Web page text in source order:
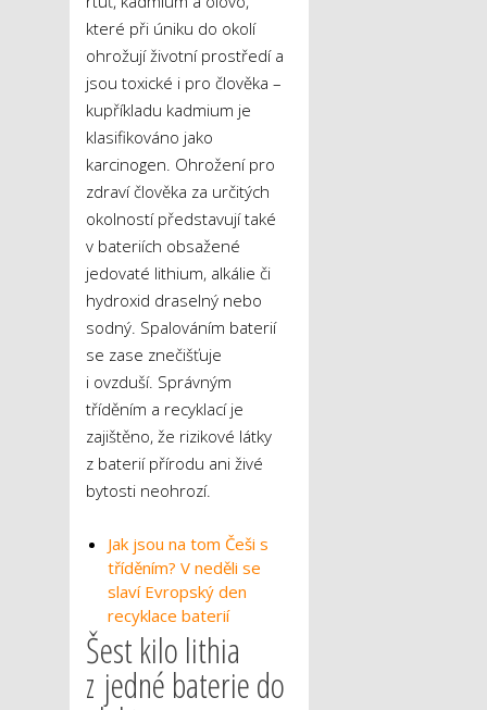
které při úniku do okolí
ohrožují životní prostředí a
jsou toxické i pro člověka –
kupříkladu kadmium je
klasifikováno jako
karcinogen. Ohrožení pro
zdraví člověka za určitých
okolností představují také
v bateriích obsažené
jedovaté lithium, alkálie či
hydroxid draselný nebo
sodný. Spalováním baterií
se zase znečišťuje
i ovzduší. Správným
tříděním a recyklací je
zajištěno, že rizikové látky
z baterií přírodu ani živé
bytosti neohrozí.
Jak jsou na tom Češi s
tříděním? V neděli se
slaví Evropský den
recyklace baterií
Šest kilo lithia
z jedné baterie do